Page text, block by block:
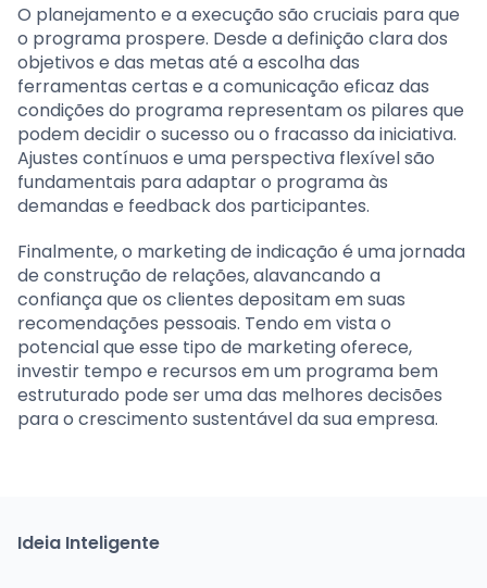
O planejamento e a execução são cruciais para que
o programa prospere. Desde a definição clara dos
objetivos e das metas até a escolha das
ferramentas certas e a comunicação eficaz das
condições do programa representam os pilares que
podem decidir o sucesso ou o fracasso da iniciativa.
Ajustes contínuos e uma perspectiva flexível são
fundamentais para adaptar o programa às
demandas e feedback dos participantes.
Finalmente, o marketing de indicação é uma jornada
de construção de relações, alavancando a
confiança que os clientes depositam em suas
recomendações pessoais. Tendo em vista o
potencial que esse tipo de marketing oferece,
investir tempo e recursos em um programa bem
estruturado pode ser uma das melhores decisões
para o crescimento sustentável da sua empresa.
Ideia Inteligente